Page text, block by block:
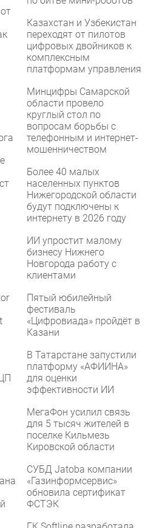
Казахстан и Узбекистан
переходят от пилотов
цифровых двойников к
комплексным
платформам управления
Минцифры Самарской
области провело
круглый стол по
вопросам борьбы с
телефонным и интернет-
мошенничеством
Более 40 малых
населенных пунктов
Нижегородской области
будут подключены к
интернету в 2026 году
ИИ упростит малому
бизнесу Нижнего
Новгорода работу с
клиентами
Пятый юбилейный
фестиваль
«Цифровиада» пройдёт в
Казани
В Татарстане запустили
платформу «АФИИНА»
для оценки
эффективности ИИ
МегаФон усилил связь
для 5 тысяч жителей в
поселке Кильмезь
Кировской области
СУБД Jatoba компании
«Газинформсервис»
обновила сертификат
ФСТЭК